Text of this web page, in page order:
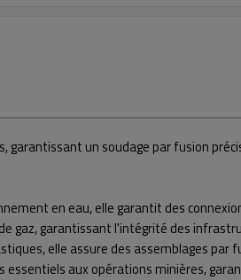
garantissant un soudage par fusion
en eau, elle garantit des
gaz, garantissant l'intégrité des
elle assure des assemblages par
aux opérations minières,